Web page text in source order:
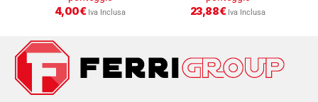
4,00€ Iva Inclusa 23,88€ Iva Inclusa